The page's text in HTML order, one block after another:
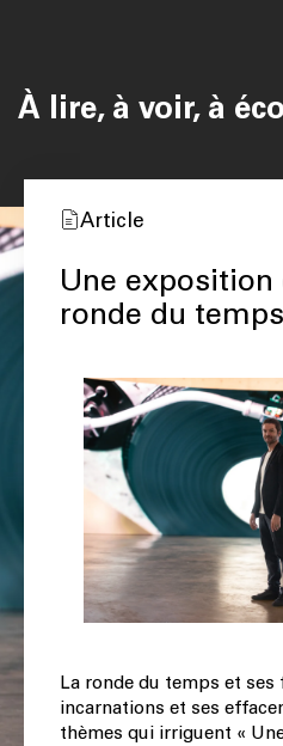
À lire, à voir, à
Article
Une exposition
ronde du temps
La ronde du temps et ses
incarnations et ses
thèmes qui irriguent «